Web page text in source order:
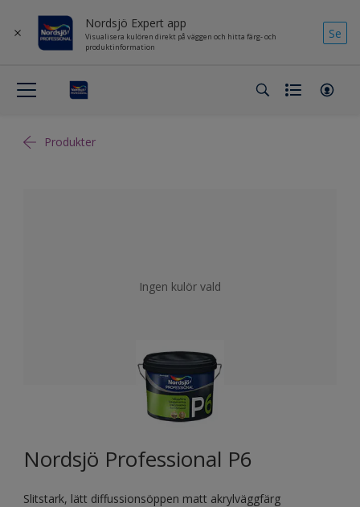
Nordsjö Expert app
Visualisera kulören direkt på väggen och hitta färg- och
produktinformation
Se
Produkter
Ingen kulör vald
Nordsjö Professional P6
Slitstark, lätt diffussionsöppen matt akrylväggfärg